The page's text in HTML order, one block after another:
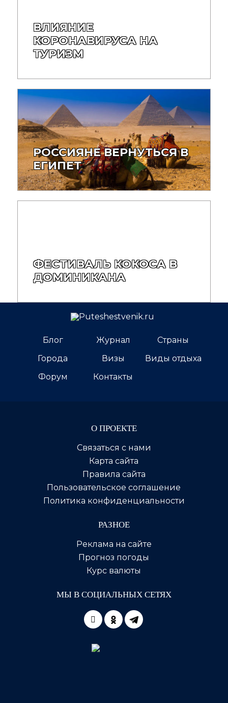
ВЛИЯНИЕ
КОРОНАВИРУСА НА
ТУРИЗМ
РОССИЯНЕ ВЕРНУТЬСЯ В
ЕГИПЕТ
ФЕСТИВАЛЬ КОКОСА В
ДОМИНИКАНА
Блог Журнал
Страны
Города
Визы
Виды отдыха
Форум
Контакты
О ПРОЕКТЕ
Связаться с нами
Карта сайта
Правила сайта
Пользовательское соглашение
Политика конфиденциальности
РАЗНОЕ
Реклама на сайте
Прогноз погоды
Курс валюты
МЫ В СОЦИАЛЬНЫХ СЕТЯХ